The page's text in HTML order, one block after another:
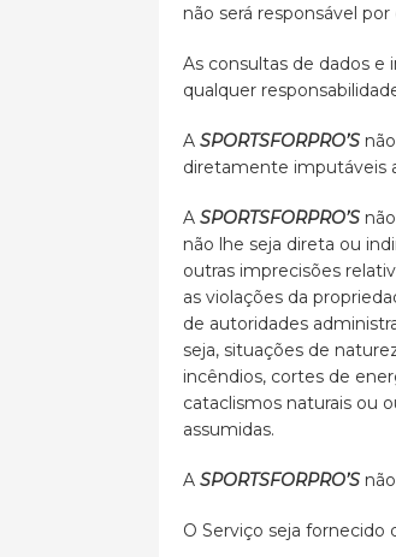
não será responsável
As consultas de dados
qualquer
A SPORTSFORPRO’S
diretamente imputáveis
A SPORTSFORPRO’S
não lhe seja direta ou
outras imprecisões
as violações da
de autoridades
seja, situações de
incêndios, cortes de
cataclismos naturais ou
assumidas.
A SPORTSFORPRO’S
O Serviço seja